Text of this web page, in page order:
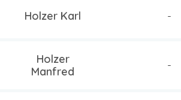
Holzer Karl -
Holzer
Manfred
-